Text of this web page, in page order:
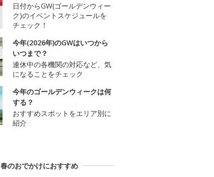
日付からGW(ゴールデンウィー
ク)のイベントスケジュールを
チェック！
今年(2026年)のGWはいつから
いつまで？
連休中の各機関の対応など、気
になることをチェック
今年のゴールデンウィークは何
する？
おすすめスポットをエリア別に
紹介
春のおでかけにおすすめ